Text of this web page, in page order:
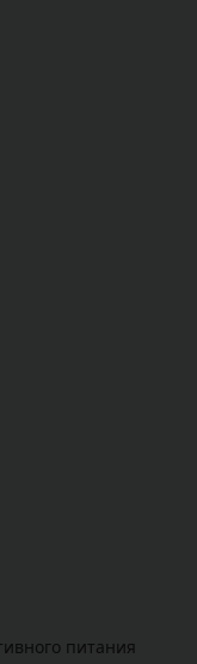
питания